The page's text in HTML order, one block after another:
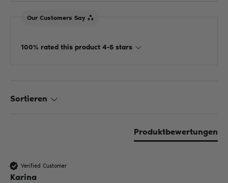
Our Customers Say
100% rated this product 4-5 stars
Sortieren
Produktbewertungen
Verified Customer
Karina